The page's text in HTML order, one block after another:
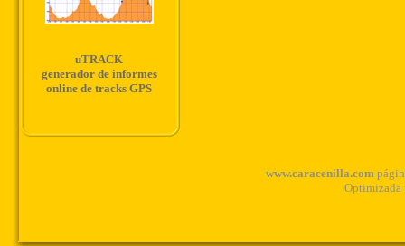
uTRACK
generador de informes
online de tracks GPS
www.caracenilla.com
Optimizada